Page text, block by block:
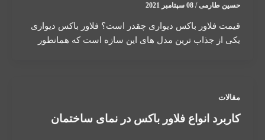
حسین طارمی/ 08 سپتامبر 2021
قیمت فلاور باکس دیواری چقدر است؟ فلاور باکس دیواری
یکی از جذاب ترین مدل های این سازه است که همانطور
مقالات
کاربرد انواع فلاور باکس در نمای ساختمان